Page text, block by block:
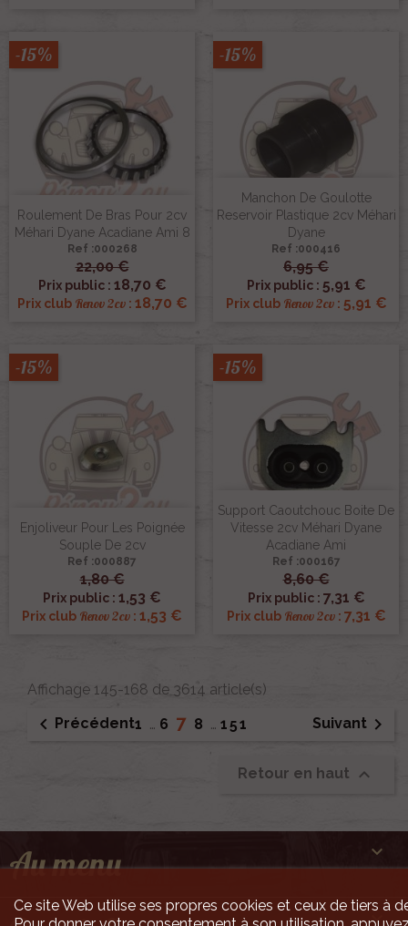
Roulement De Bras Pour 2cv
Méhari Dyane Acadiane Ami 8
Ref :000268
22,00 €
Prix public : 18,70 €
Prix club Renov 2cv: 18,70 €
-15%
Manchon De Goulotte
Reservoir Plastique 2cv Méhari
Dyane
Ref :000416
6,95 €
Prix public : 5,91 €
Prix club Renov 2cv: 5,91 €
-15%
Enjoliveur Pour Les Poignée
Souple De 2cv
Ref :000887
1,80 €
Prix public : 1,53 €
Prix club Renov 2cv : 1,53 €
-15%
Support Caoutchouc Boite De
Vitesse 2cv Méhari Dyane
Acadiane Ami
Ref :000167
8,60 €
Prix public : 7,31 €
Prix club Renov 2cv: 7,31 €
-15%
Affichage 145-168 de 3614 article(s)
 Précédent1 … 6 7 8 … 151 Suivant 
Retour en haut 
Au menu 

Ce site Web utilise ses propres cookies et ceux de tiers à